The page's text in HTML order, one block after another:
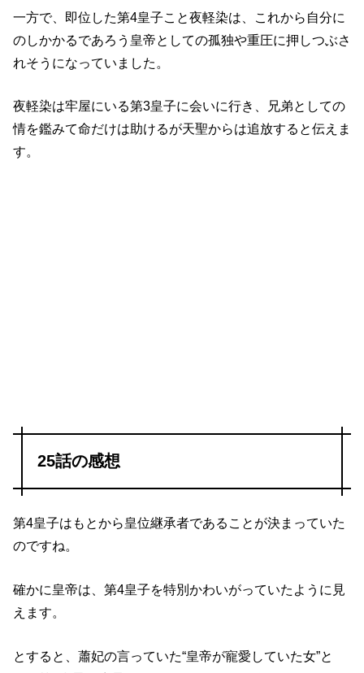
一方で、即位した第4皇子こと夜軽染は、これから自分に
のしかかるであろう皇帝としての孤独や重圧に押しつぶさ
れそうになっていました。
夜軽染は牢屋にいる第3皇子に会いに行き、兄弟としての
情を鑑みて命だけは助けるが天聖からは追放すると伝えま
す。
25話の感想
第4皇子はもとから皇位継承者であることが決まっていた
のですね。
確かに皇帝は、第4皇子を特別かわいがっていたように見
えます。
とすると、蕭妃の言っていた“皇帝が寵愛していた女”と